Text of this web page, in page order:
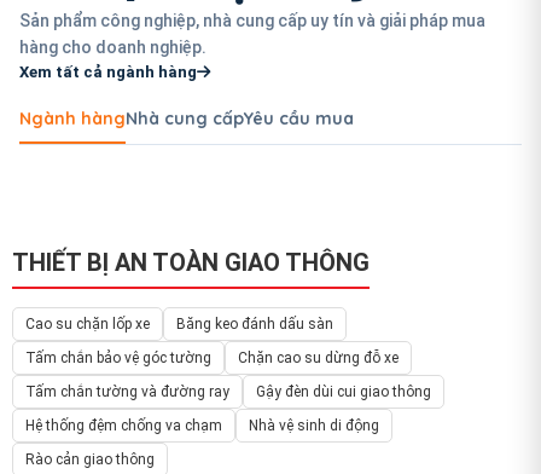
Sản phẩm công nghiệp, nhà cung cấp uy tín và giải pháp mua
hàng cho doanh nghiệp.
Xem tất cả ngành hàng
Ngành hàngNhà cung cấpYêu cầu mua
THIẾT BỊ AN TOÀN GIAO THÔNG
Cao su chặn lốp xe
Băng keo đánh dấu sàn
Tấm chắn bảo vệ góc tường
Chặn cao su dừng đỗ xe
Tấm chắn tường và đường ray
Gậy đèn dùi cui giao thông
Hệ thống đệm chống va chạm
Nhà vệ sinh di động
Rào cản giao thông